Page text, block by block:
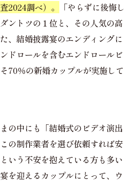
2024調べ）。
「やらずに後悔し
ントツの１位と、その人気の高
、結婚披露宴のエンディングに
ドロールを含むエンドロールビ
70％の新婚カップルが実施して
の中にも「結婚式のビデオ演出
の制作業者を選び依頼すれば安
いう不安を抱えている方も多い
を迎えるカップルにとって、ウ